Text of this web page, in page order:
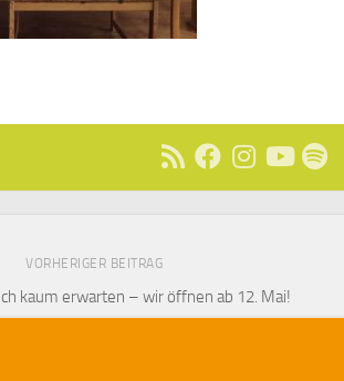
VORHERIGER BEITRAG
kaum erwarten – wir öffnen ab 12. Mai!